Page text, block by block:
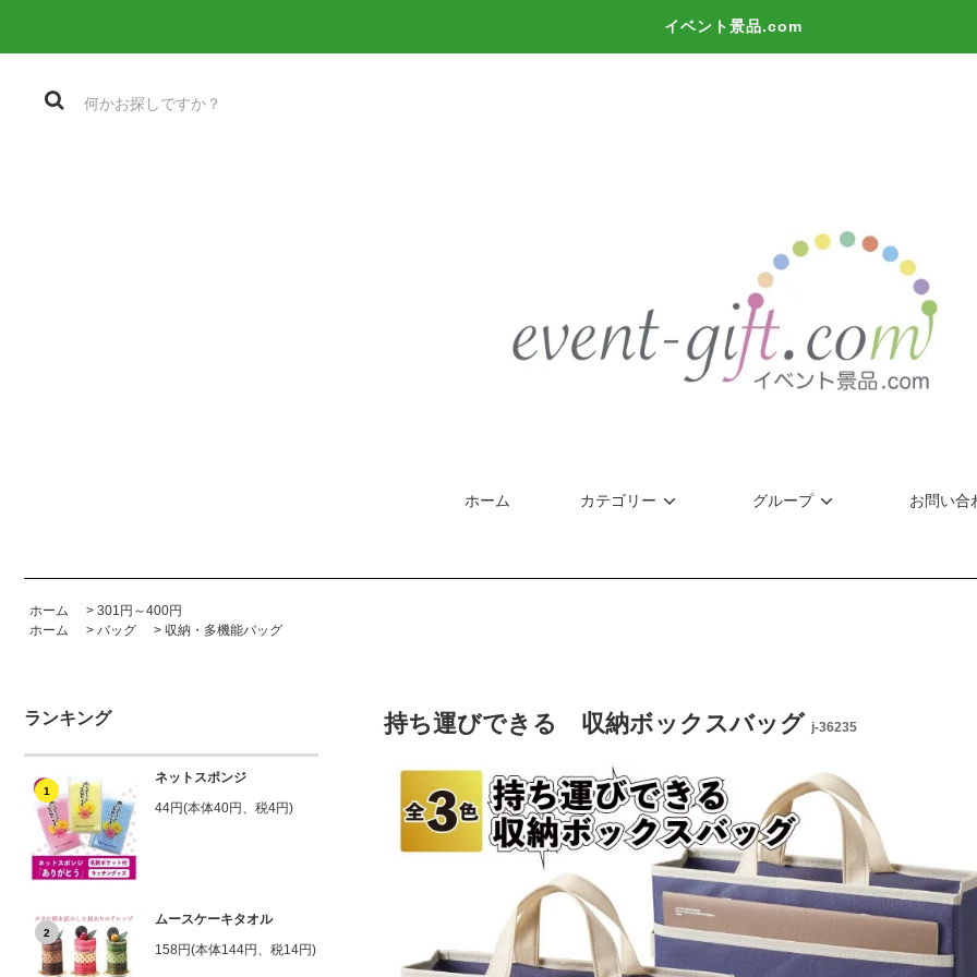
イベント景品.com
ホーム カテゴリー グループ お問い合
ホーム > 301円～400円
ホーム
> バッグ > 収納・多機能バッグ
ランキング
1
ネットスポンジ
44円(本体40円、税4円)
2
ムースケーキタオル
158円(本体144円、税14円)
持ち運びできる 収納ボックスバッグ j-36235